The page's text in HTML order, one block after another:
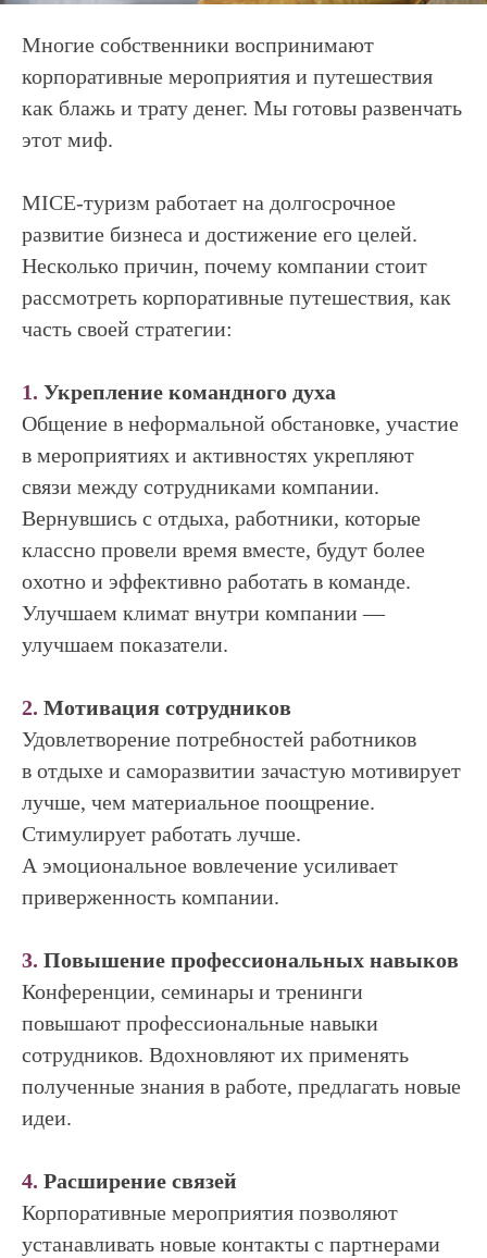
Многие собственники воспринимают
корпоративные мероприятия и путешествия
как блажь и трату денег. Мы готовы развенчать
этот миф.
MICE-туризм работает на долгосрочное
развитие бизнеса и достижение его целей.
Несколько причин, почему компании стоит
рассмотреть корпоративные путешествия, как
часть своей стратегии:
1. Укрепление командного духа
Общение в неформальной обстановке, участие
в мероприятиях и активностях укрепляют
связи между сотрудниками компании.
Вернувшись с отдыха, работники, которые
классно провели время вместе, будут более
охотно и эффективно работать в команде.
Улучшаем климат внутри компании —
улучшаем показатели.
2. Мотивация сотрудников
Удовлетворение потребностей работников
в отдыхе и саморазвитии зачастую мотивирует
лучше, чем материальное поощрение.
Стимулирует работать лучше.
А эмоциональное вовлечение усиливает
приверженность компании.
3. Повышение профессиональных навыков
Конференции, семинары и тренинги
повышают профессиональные навыки
сотрудников. Вдохновляют их применять
полученные знания в работе, предлагать новые
идеи.
4. Расширение связей
Корпоративные мероприятия позволяют
устанавливать новые контакты с партнерами